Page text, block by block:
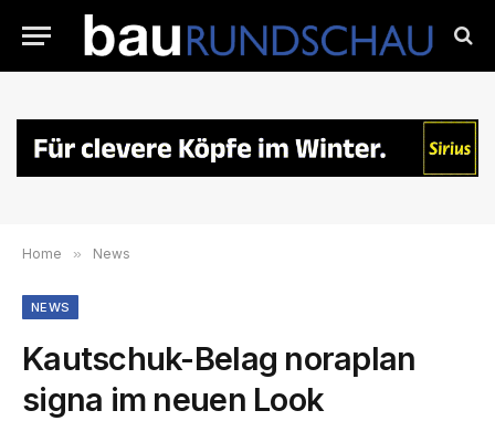
Home » News
NEWS
Kautschuk-Belag noraplan
signa im neuen Look